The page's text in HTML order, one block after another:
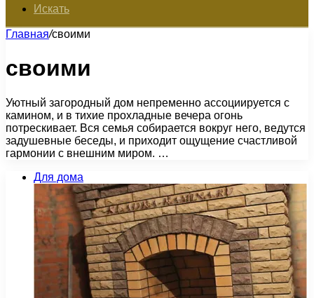
Искать
Главная/своими
своими
Уютный загородный дом непременно ассоциируется с
камином, и в тихие прохладные вечера огонь
потрескивает. Вся семья собирается вокруг него, ведутся
задушевные беседы, и приходит ощущение счастливой
гармонии с внешним миром. …
Для дома